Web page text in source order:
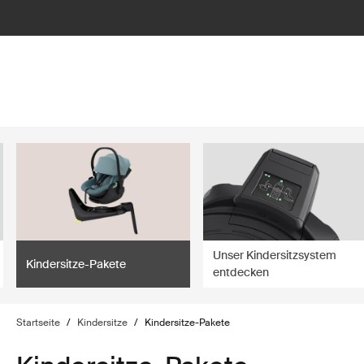
Kindersitze-Pakete
Unser Kindersitzsystem
entdecken
Startseite / Kindersitze / Kindersitze-Pakete